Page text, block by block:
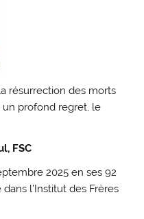
résurrection des morts
profond regret, le
FSC
2025 en ses 92
l’Institut des Frères